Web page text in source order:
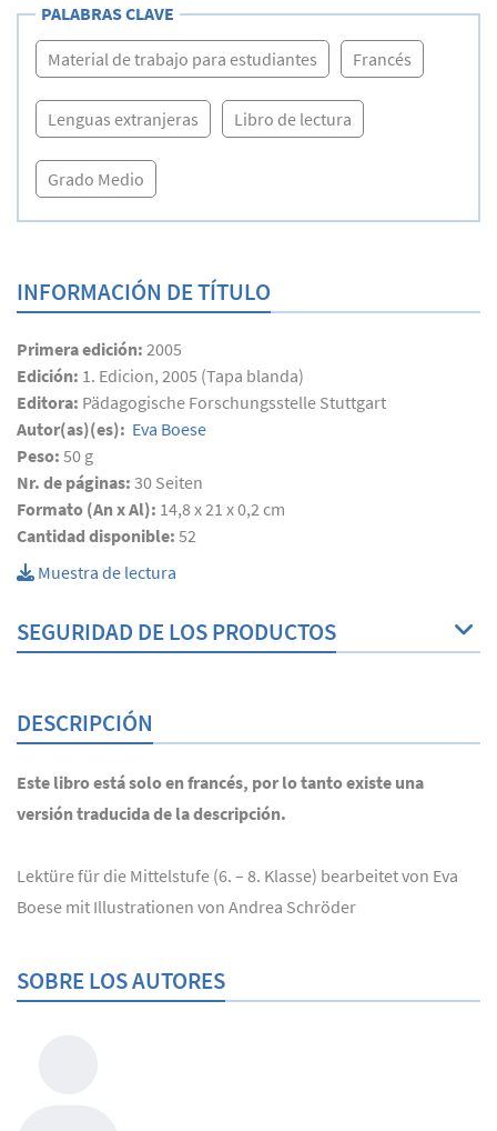
PALABRAS CLAVE
Material de trabajo para estudiantes Francés
Lenguas extranjeras Libro de lectura
Grado Medio
INFORMACIÓN DE TÍTULO
Primera edición: 2005
Edición: 1. Edicion, 2005 (Tapa blanda)
Editora: Pädagogische Forschungsstelle Stuttgart
Autor(as)(es): Eva Boese
Peso: 50 g
Nr. de páginas: 30 Seiten
Formato (An x Al): 14,8 x 21 x 0,2 cm
Cantidad disponible: 52
Muestra de lectura
SEGURIDAD DE LOS PRODUCTOS
DESCRIPCIÓN
Este libro está solo en francés, por lo tanto existe una
versión traducida de la descripción.
Lektüre für die Mittelstufe (6. – 8. Klasse) bearbeitet von Eva
Boese mit Illustrationen von Andrea Schröder
SOBRE LOS AUTORES